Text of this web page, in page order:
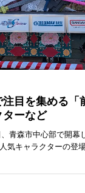
注目を集める
ターなど
青森市中心部で開幕
気キャラクターの登